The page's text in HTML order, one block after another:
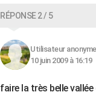
RÉPONSE 2 / 5
Utilisateur anonyme
10 juin 2009 à 16:19
faire la très belle